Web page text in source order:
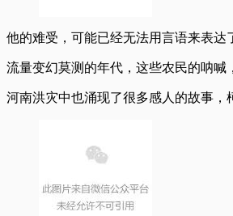
他的难受，可能已经无法用言语来表达
流量变幻莫测的年代，这些农民的呐喊
河南洪灾中也涌现了很多感人的故事，